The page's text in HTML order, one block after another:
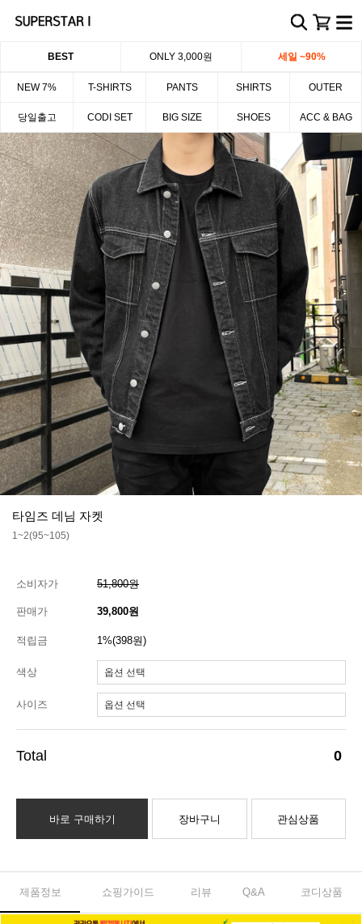
BEST ONLY 3,000원 세일 ~90%
NEW 7% T-SHIRTS PANTS SHIRTS OUTER
당일출고 CODI SET BIG SIZE SHOES ACC & BAG
타임즈 데님 자켓
1~2(95~105)
소비자가 51,800원
판매가 39,800원
적립금 1%(398원)
색상
사이즈
0
바로 구매하기 장바구니 관심상품
제품정보 쇼핑가이드 리뷰 Q&A 코디상품